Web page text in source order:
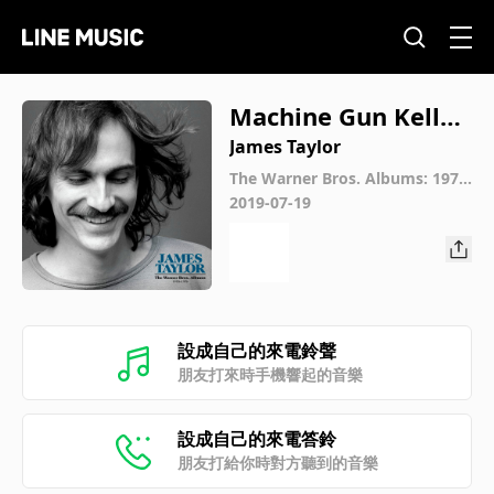
Machine Gun Kelly
(2019 Remaster)
James Taylor
The Warner Bros. Albums: 1970
-1976
2019-07-19
設成自己的來電鈴聲
朋友打來時手機響起的音樂
設成自己的來電答鈴
朋友打給你時對方聽到的音樂